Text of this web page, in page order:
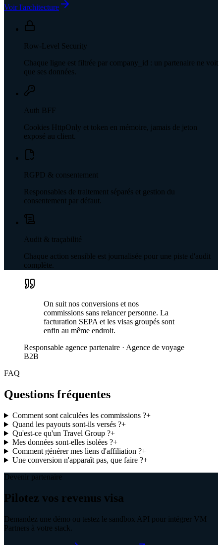
Voir l'architecture
Row-Level Security
Chaque ligne est filtrée par company_id : un partenaire ne voit
que ses données.
Auth BFF
Cookies HttpOnly et token en mémoire, jamais de jeton
exposé au client.
RGPD & consentement
Responsables de traitement séparés et gestion du
consentement par défaut.
Audit & traçabilité
Chaque action sensible est journalisée pour une piste d'audit
complète.
On suit nos conversions et nos
commissions sans relancer personne. La
facturation SEPA et les visas groupés sont
enfin au même endroit.
Responsable agence partenaire · Agence de voyage
B2B
FAQ
Questions fréquentes
Comment sont calculées les commissions ?+
Quand les payouts sont-ils versés ?+
Qu'est-ce qu'un Travel Group ?+
Mes données sont-elles isolées ?+
Comment générer mes liens d'affiliation ?+
Une conversion n'apparaît pas, que faire ?+
Devenir partenaire
Pilotez vos revenus visa
Demandez une démo ou testez le sandbox API pour intégrer VM
Partners à votre stack.